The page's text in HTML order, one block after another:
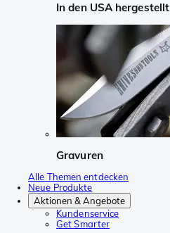
In den USA hergestellt
Gravuren
Alle Themen entdecken
Neue Produkte
Aktionen & Angebote
Kundenservice
Get Smarter